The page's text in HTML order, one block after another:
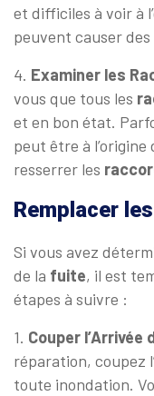
et difficiles à voir à
peuvent causer des
4. Examiner les
vous que tous les
et en bon état.
peut être à l’origine
resserrer les
Remplacer
Si vous avez
de la fuite, il est
étapes à suivre :
1. Couper l’Arrivée
réparation, coupez
toute inondation.